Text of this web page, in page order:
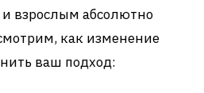
взрослым абсолютно
как изменение
ваш подход: